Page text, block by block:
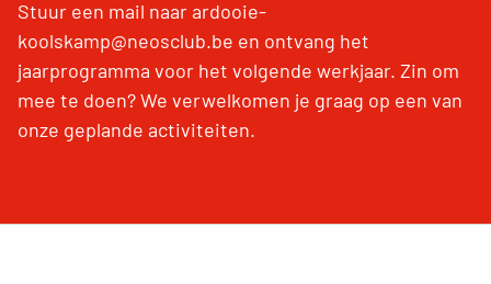
Stuur een mail naar ardooie-
koolskamp@neosclub.be en ontvang het
jaarprogramma voor het volgende werkjaar. Zin om
mee te doen? We verwelkomen je graag op een van
onze geplande activiteiten.